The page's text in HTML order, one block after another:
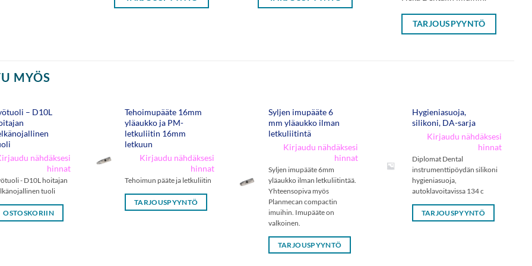
TARJOUSPYYNTÖ
MYÖS
– D10L
nähdäksesi
hinnat
- D10L hoitajan
tuoli
OSTOSKORIIN
Tehoimupääte 16mm
yläaukko ja PM-
letkuliitin 16mm
letkuun
Kirjaudu nähdäksesi
hinnat
Tehoimun pääte ja letkuliitin
TARJOUSPYYNTÖ
Syljen imupääte 6
mm yläaukko ilman
letkuliitintä
Kirjaudu nähdäksesi
hinnat
Syljen imupääte 6mm
yläaukko ilman letkuliitintää.
Yhteensopiva myös
Planmecan compactin
imuihin. Imupääte on
valkoinen.
TARJOUSPYYNTÖ
Hygieniasuoja,
silikoni, DA-sarja
Kirjaudu nähdäksesi
hinnat
Diplomat Dental
instrumenttipöydän silikoni
hygieniasuoja,
autoklavoitavissa 134 c
TARJOUSPYYNTÖ